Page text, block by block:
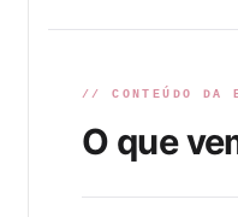
// CONTEÚDO DA
O que